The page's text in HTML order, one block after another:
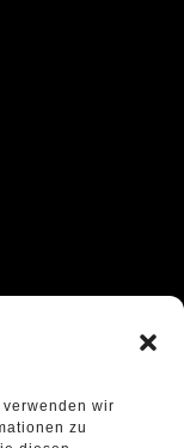
wir
zu